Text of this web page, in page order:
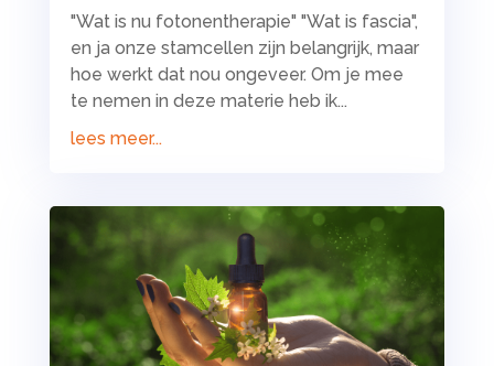
"Wat is nu fotonentherapie" "Wat is fascia",
en ja onze stamcellen zijn belangrijk, maar
hoe werkt dat nou ongeveer. Om je mee
te nemen in deze materie heb ik...
lees meer...